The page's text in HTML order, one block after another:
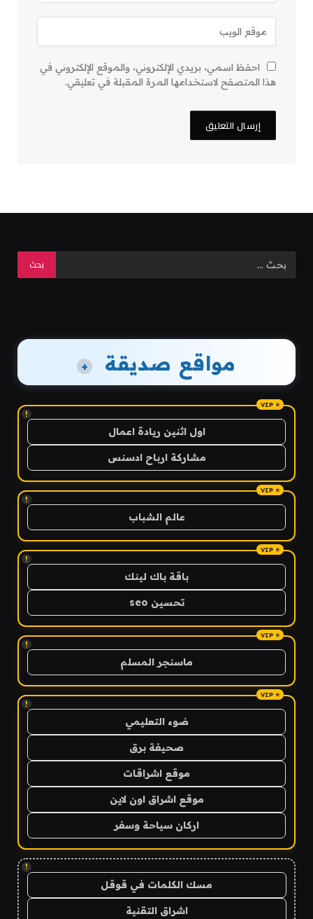
احفظ اسمي، بريدي الإلكتروني، والموقع الإلكتروني في
هذا المتصفح لاستخدامها المرة المقبلة في تعليقي.
مواقع صديقة +
!
اول اثنين ريادة اعمال
مشاركة ارباح ادسنس
!
عالم الشباب
!
باقة باك لينك
تحسين seo
!
ماسنجر المسلم
!
ضوء التعليمي
صحيفة برق
موقع اشراقات
موقع اشراق اون لاين
اركان سياحة وسفر
!
مسك الكلمات في قوقل
اشراق التقنية